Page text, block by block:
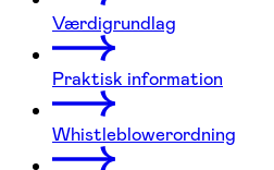
Værdigrundlag
Praktisk information
Whistleblowerordning